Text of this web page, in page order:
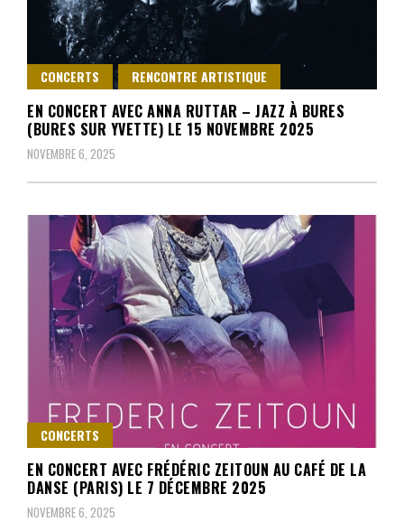
CONCERTS RENCONTRE ARTISTIQUE
EN CONCERT AVEC ANNA RUTTAR – JAZZ À BURES
(BURES SUR YVETTE) LE 15 NOVEMBRE 2025
NOVEMBRE 6, 2025
CONCERTS
EN CONCERT AVEC FRÉDÉRIC ZEITOUN AU CAFÉ DE LA
DANSE (PARIS) LE 7 DÉCEMBRE 2025
NOVEMBRE 6, 2025